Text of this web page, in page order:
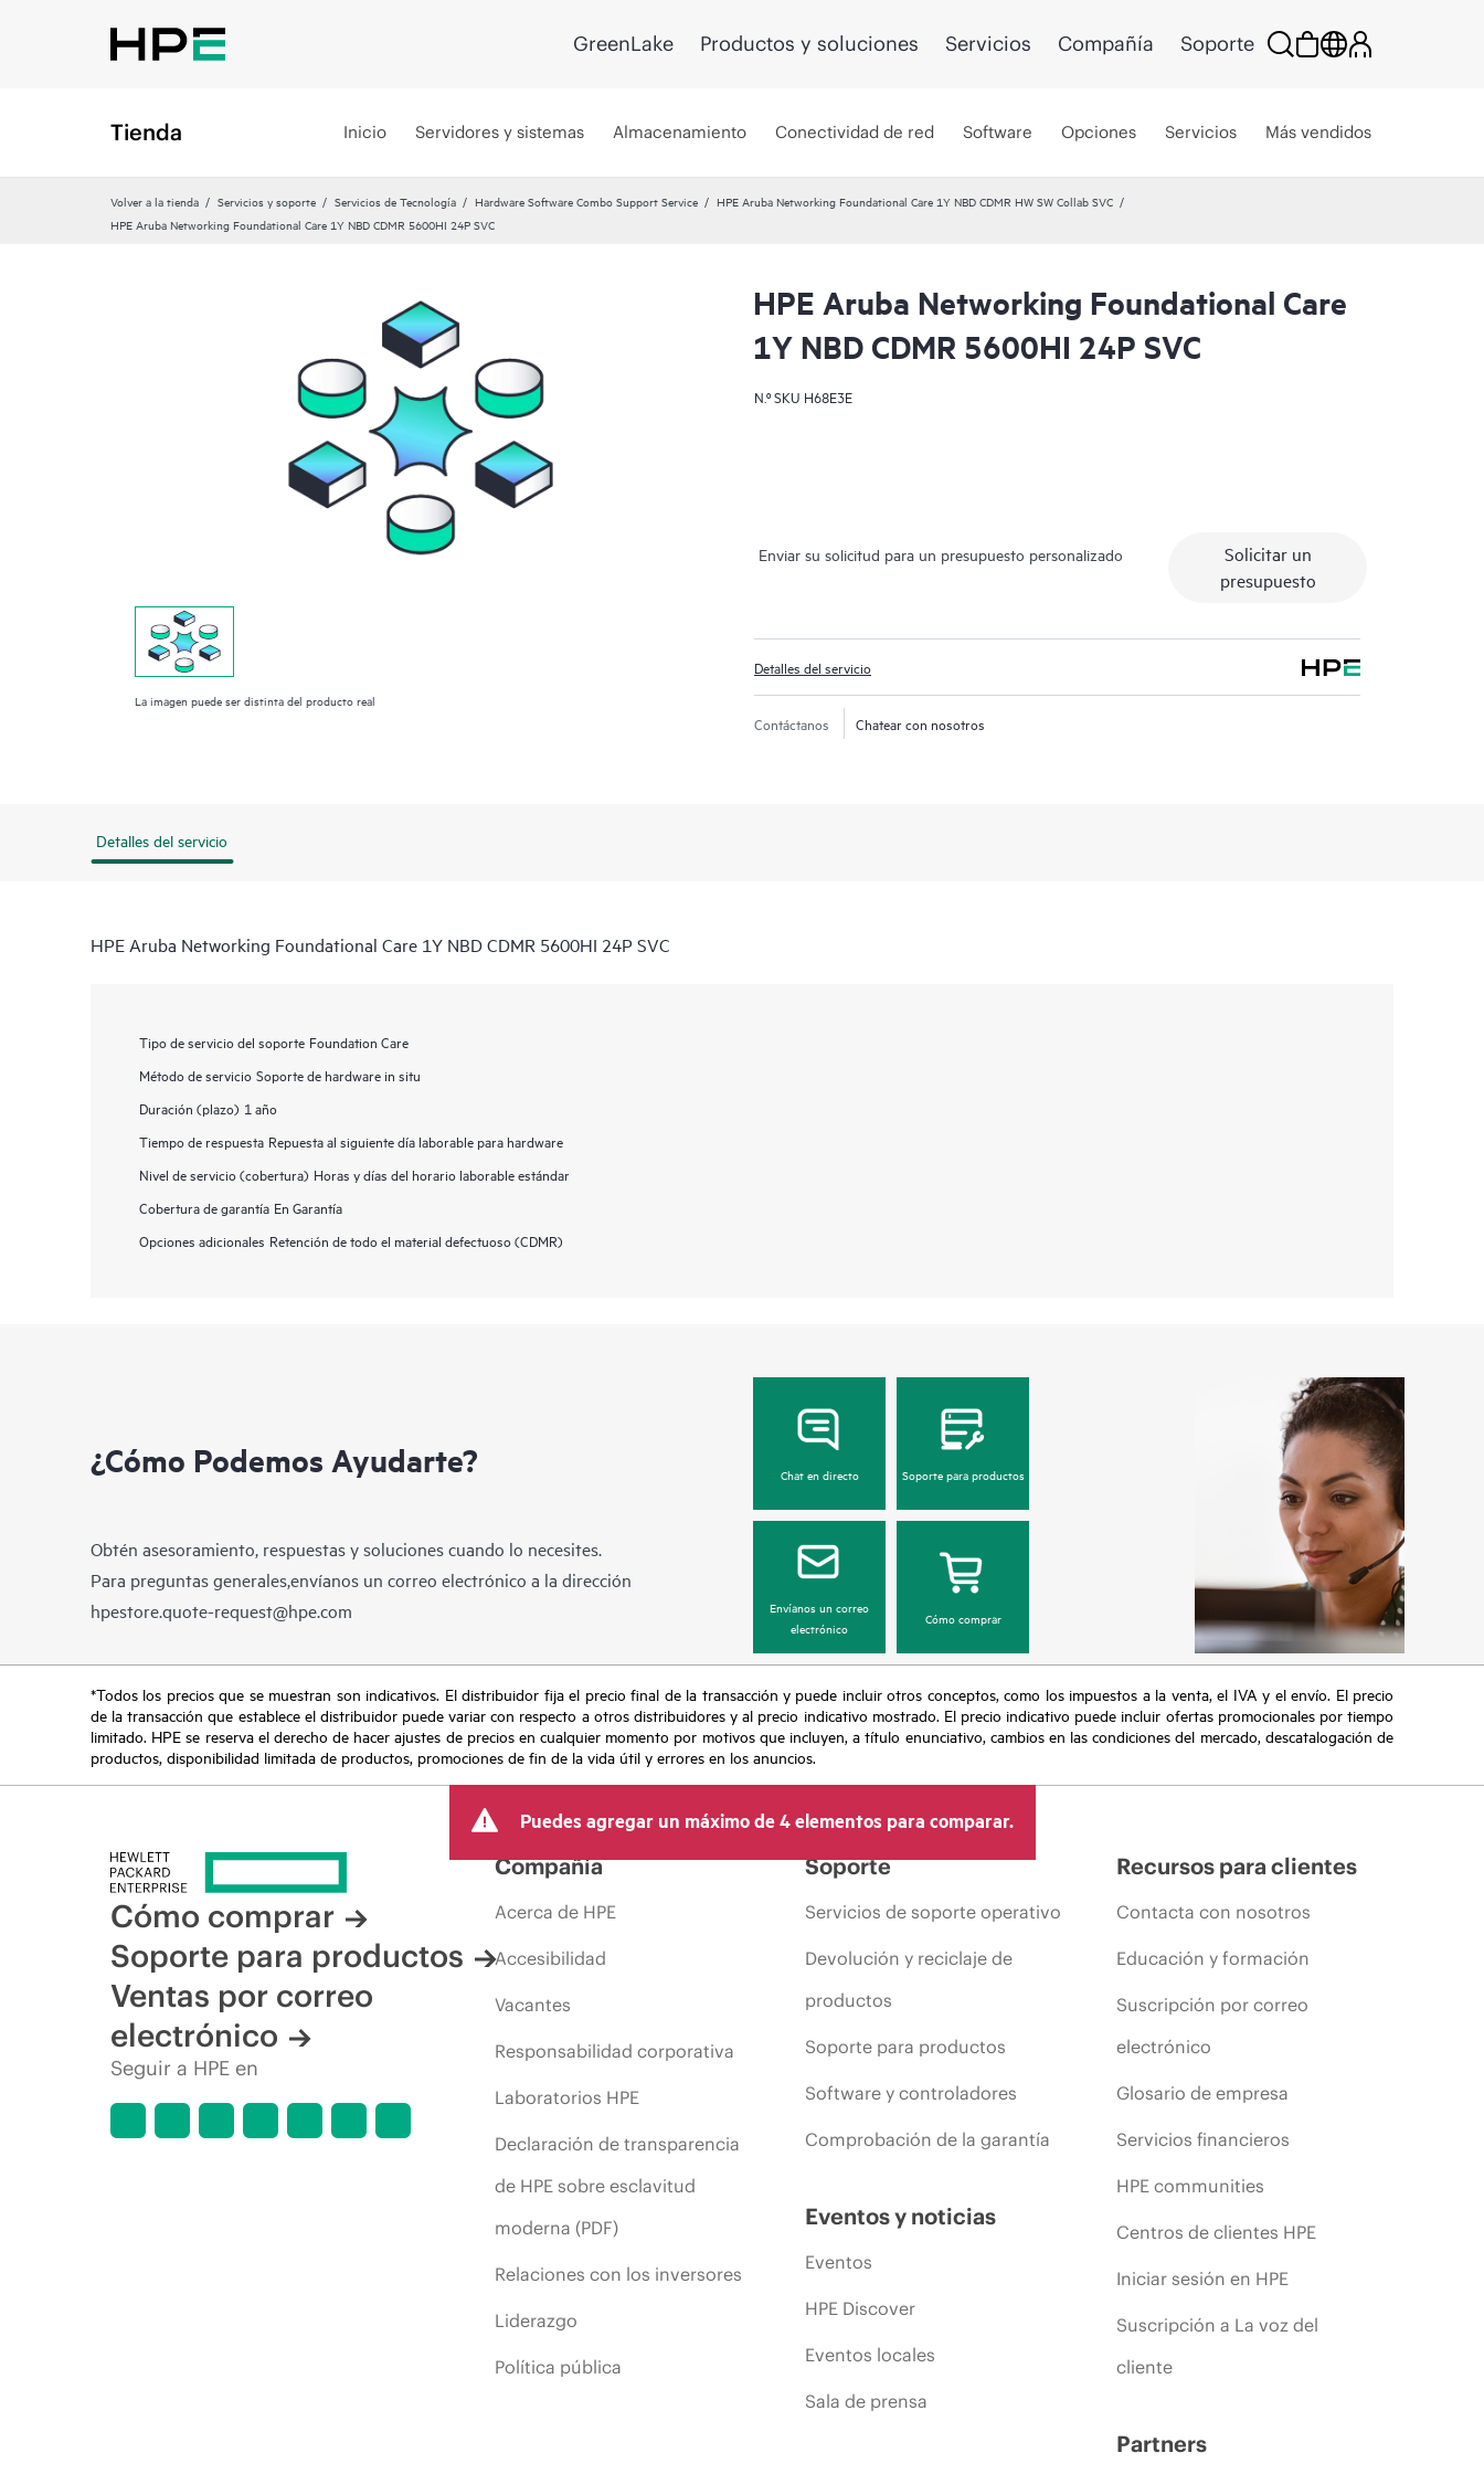
GreenLake Productos y soluciones Servicios Compañía Soporte
Tienda Inicio Servidores y sistemas Almacenamiento Conectividad de red Software Opciones Servicios Más vendidos
Volver a la tienda Servicios y soporte Servicios de Tecnología Hardware Software Combo Support Service
HPE Aruba Networking Foundational Care 1Y NBD CDMR HW SW Collab SVC
HPE Aruba Networking Foundational Care 1Y NBD CDMR 5600HI 24P SVC
La imagen puede ser distinta del producto real
HPE Aruba Networking Foundational Care
1Y NBD CDMR 5600HI 24P SVC
N.º SKU H68E3E
Enviar su solicitud para un presupuesto personalizado
Solicitar un
presupuesto
Detalles del servicio
Contáctanos Chatear con nosotros
Detalles del servicio
HPE Aruba Networking Foundational Care 1Y NBD CDMR 5600HI 24P SVC
Tipo de servicio del soporte Foundation Care
Método de servicio Soporte de hardware in situ
Duración (plazo) 1 año
Tiempo de respuesta Repuesta al siguiente día laborable para hardware
Nivel de servicio (cobertura) Horas y días del horario laborable estándar
Cobertura de garantía En Garantía
Opciones adicionales Retención de todo el material defectuoso (CDMR)
¿Cómo Podemos Ayudarte?
Obtén asesoramiento, respuestas y soluciones cuando lo necesites.
Para preguntas generales,envíanos un correo electrónico a la dirección
hpestore.quote-request@hpe.com
Chat en directo Soporte para productos
Envíanos un correo
electrónico
Cómo comprar
*Todos los precios que se muestran son indicativos. El distribuidor fija el precio final de la transacción y puede incluir otros conceptos, como los impuestos a la venta, el IVA y el envío. El precio
de la transacción que establece el distribuidor puede variar con respecto a otros distribuidores y al precio indicativo mostrado. El precio indicativo puede incluir ofertas promocionales por tiempo
limitado. HPE se reserva el derecho de hacer ajustes de precios en cualquier momento por motivos que incluyen, a título enunciativo, cambios en las condiciones del mercado, descatalogación de
productos, disponibilidad limitada de productos, promociones de fin de la vida útil y errores en los anuncios.
Puedes agregar un máximo de 4 elementos para comparar.
Cómo comprar
Soporte para productos
Ventas por correo
electrónico
Seguir a HPE en
Compañía
Acerca de HPE
Accesibilidad
Vacantes
Responsabilidad corporativa
Laboratorios HPE
Declaración de transparencia
de HPE sobre esclavitud
moderna (PDF)
Relaciones con los inversores
Liderazgo
Política pública
Soporte
Servicios de soporte operativo
Devolución y reciclaje de
productos
Soporte para productos
Software y controladores
Comprobación de la garantía
Eventos y noticias
Eventos
HPE Discover
Eventos locales
Sala de prensa
Recursos para clientes
Contacta con nosotros
Educación y formación
Suscripción por correo
electrónico
Glosario de empresa
Servicios financieros
HPE communities
Centros de clientes HPE
Iniciar sesión en HPE
Suscripción a La voz del
cliente
Partners